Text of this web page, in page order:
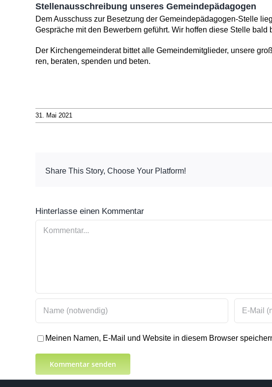
Stellenausschreibung unseres Gemeindepäd­agogen
Dem Ausschuss zur Be­setzung der Gemein­depädagogen-Stelle
Gespräche mit den Bewerbern geführt. Wir hoffen diese Stelle bald
Der Kirchengemeinderat bittet alle Gemeindemit­glieder, unsere
ren, beraten, spenden und beten.
31. Mai 2021
Share This Story, Choose Your Platform!
Hinterlasse einen Kommentar
Meinen Namen, E-Mail und Website in diesem Browser